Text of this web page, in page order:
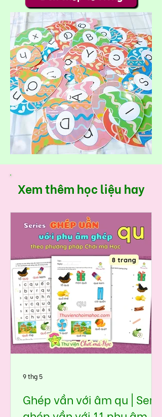
Xem thêm học liệu hay
Ghép vần với âm qu | Seri
9 thg 5